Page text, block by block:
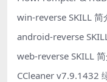
win-reverse SKILL 简
android-reverse
web-reverse SKILL
CCleaner v7.9.1432